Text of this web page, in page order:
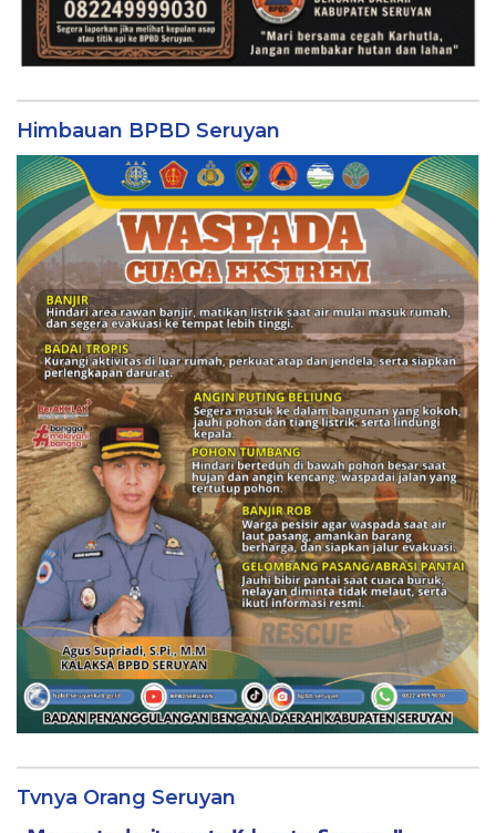
Himbauan BPBD Seruyan
Tvnya Orang Seruyan